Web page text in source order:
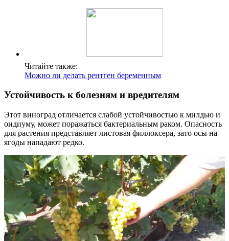
Читайте также:
Можно ли делать рентген беременным
Устойчивость к болезням и вредителям
Этот виноград отличается слабой устойчивостью к милдью и
оидиуму, может поражаться бактериальным раком. Опасность
для растения представляет листовая филлоксера, зато осы на
ягоды нападают редко.